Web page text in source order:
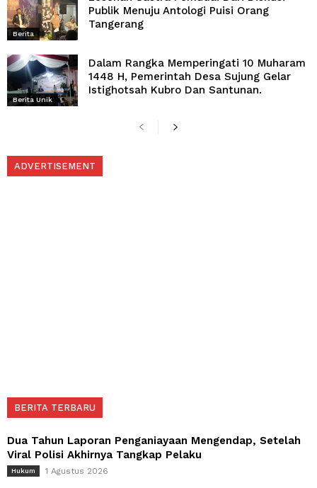
Berita
Publik Menuju Antologi Puisi Orang
Tangerang
Berita Unik
Dalam Rangka Memperingati 10 Muharam
1448 H, Pemerintah Desa Sujung Gelar
Istighotsah Kubro Dan Santunan.
ADVERTISEMENT
BERITA TERBARU
Dua Tahun Laporan Penganiayaan Mengendap, Setelah
Viral Polisi Akhirnya Tangkap Pelaku
Hukum 1 Agustus 2026